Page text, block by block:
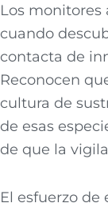
Los monitores
cuando
contacta de
Reconocen
cultura de
de esas
de que la
El esfuerzo de